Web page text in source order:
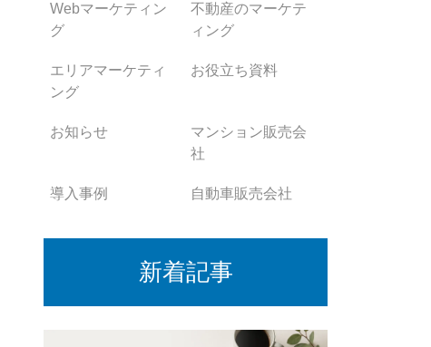
Webマーケティン
グ
不動産のマーケテ
ィング
エリアマーケティ
ング
お役立ち資料
お知らせ
マンション販売会
社
導入事例 自動車販売会社
新着記事